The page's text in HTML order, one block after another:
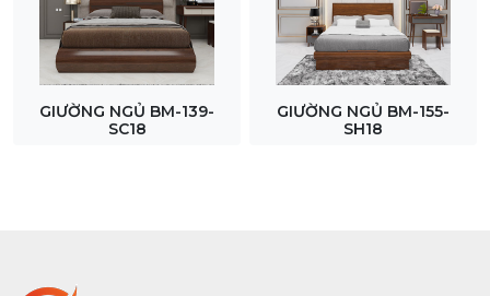
GIƯỜNG NGỦ BM-139-
SC18
GIƯỜNG NGỦ BM-155-
SH18